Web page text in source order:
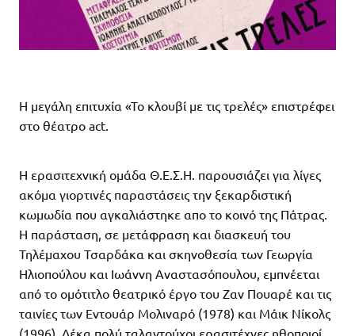
Η μεγάλη επιτυχία «Το κλουβί με τις τρελές» επιστρέφει
στο θέατρο act.
Η ερασιτεχνική ομάδα Θ.Ε.Σ.Η. παρουσιάζει για λίγες
ακόμα γιορτινές παραστάσεις την ξεκαρδιστική
κωμωδία που αγκαλιάστηκε απο το κοινό της Πάτρας.
Η παράσταση, σε μετάφραση και διασκευή του
Τηλέμαχου Τσαρδάκα και σκηνοθεσία των Γεωργία
Ηλιοπούλου και Ιωάννη Αναστασόπουλου, εμπνέεται
από το ομότιτλο θεατρικό έργο του Ζαν Πουαρέ και τις
ταινίες των Εντουάρ Μολιναρό (1978) και Μάικ Νίκολς